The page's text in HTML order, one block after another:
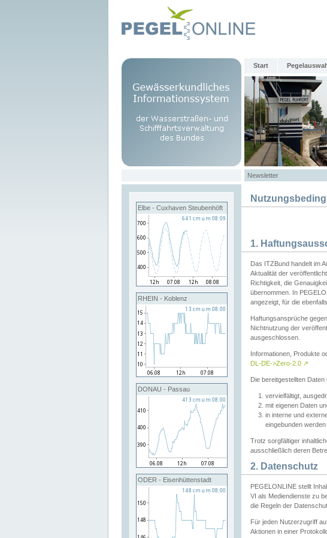
Start
Newsletter
Elbe - Cuxhaven Steubenhöft
RHEIN - Koblenz
DONAU - Passau
ODER - Eisenhüttenstadt
1.
Das ITZBund handelt im
Aktualität der
Richtigkeit, die
übernommen. In
angezeigt, für die
Haftungsansprüche
Nichtnutzung der
ausgeschlossen.
Informationen, Produkte
DL-DE->Zero-2.0 ↗
Die bereitgestellten
vervielfältigt,
mit eigenen Daten
in interne und
eingebunden werden
Trotz sorgfältiger
ausschließlich deren
2. Datenschutz
PEGELONLINE stellt
VI als Mediendienste zu
die Regeln der
Für jeden Nutzerzugriff
Aktionen in einer